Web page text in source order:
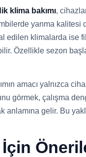
klima bakımı,
yanma
edilen klimalarda ise
Özellikle sezon
amacı yalnızca
görmek, çalışma
anlamına gelir. Bu